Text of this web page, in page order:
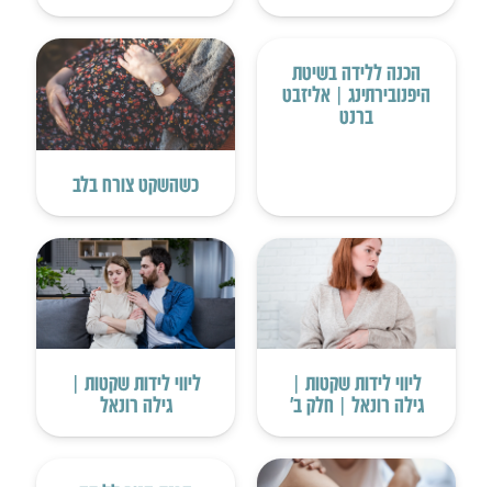
הכנה ללידה בשיטת
היפנובירתינג | אליזבט
ברנט
כשהשקט צורח בלב
ליווי לידות שקטות |
גילה רונאל | חלק ב’
ליווי לידות שקטות |
גילה רונאל